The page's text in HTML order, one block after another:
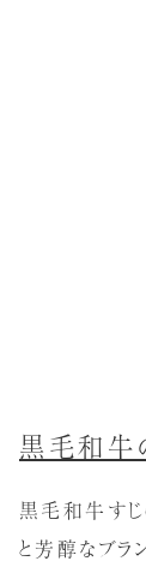
黒毛和牛
黒毛和牛す
と芳醇なブラ